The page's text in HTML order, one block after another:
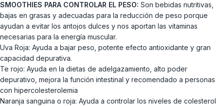
SMOOTHIES PARA CONTROLAR EL PESO: Son bebidas nutritivas,
bajas en grasas y adecuadas para la reducción de peso porque
ayudan a evitar los antojos dulces y nos aportan las vitaminas
necesarias para la energía muscular.
Uva Roja: Ayuda a bajar peso, potente efecto antioxidante y gran
capacidad depurativa.
Te rojo: Ayuda en la dietas de adelgazamiento, alto poder
depurativo, mejora la función intestinal y recomendado a personas
con hipercolesterolemia
Naranja sanguina o roja: Ayuda a controlar los niveles de colesterol